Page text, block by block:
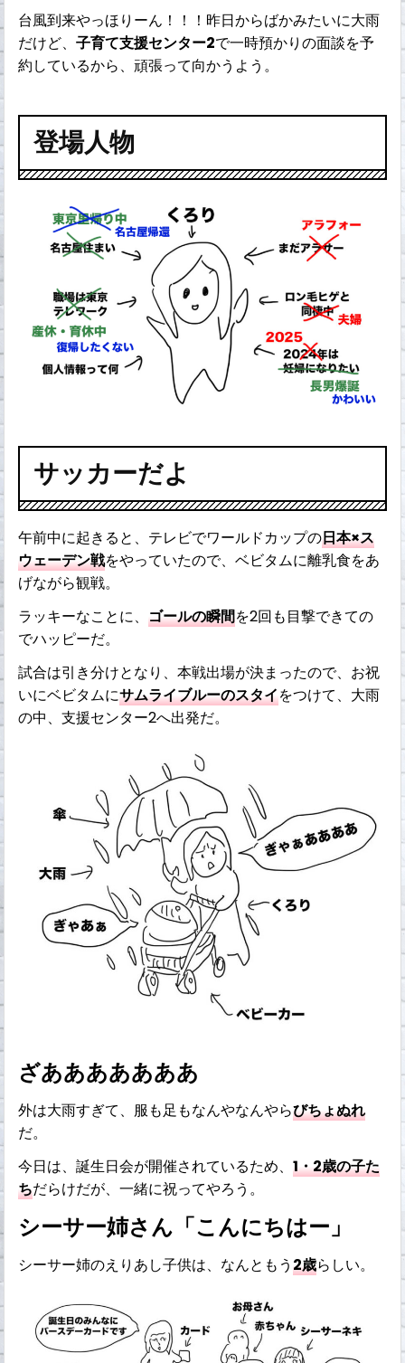
台風到来やっほりーん！！！昨日からばかみたいに大雨
だけど、子育て支援センター2で一時預かりの面談を予
約しているから、頑張って向かうよう。
登場人物
サッカーだよ
午前中に起きると、テレビでワールドカップの日本×ス
ウェーデン戦をやっていたので、ベビタムに離乳食をあ
げながら観戦。
ラッキーなことに、ゴールの瞬間を2回も目撃できての
でハッピーだ。
試合は引き分けとなり、本戦出場が決まったので、お祝
いにベビタムにサムライブルーのスタイをつけて、大雨
の中、支援センター2へ出発だ。
ざあああああああ
外は大雨すぎて、服も足もなんやなんやらびちょぬれ
だ。
今日は、誕生日会が開催されているため、1・2歳の子た
ちだらけだが、一緒に祝ってやろう。
シーサー姉さん「こんにちはー」
シーサー姉のえりあし子供は、なんともう2歳らしい。